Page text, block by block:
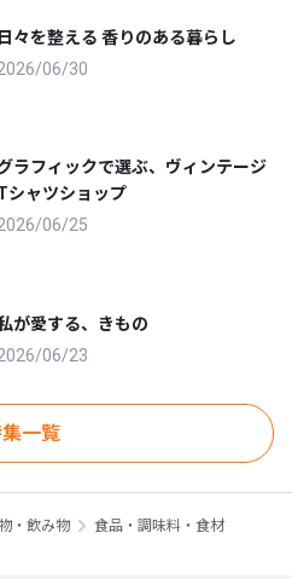
日々を整える 香りのある暮らし
06/30
ラフィックで選ぶ、ヴィンテージ
シャツショップ
06/25
が愛する、きもの
06/23
一覧
・飲み物
食品・調味料・食材